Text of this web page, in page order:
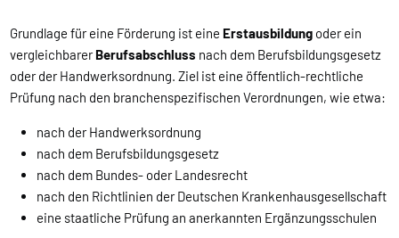
Grundlage für eine Förderung ist eine Erstausbildung oder ein
vergleichbarerBerufsabschluss nach dem Berufsbildungsgesetz
oder der Handwerksordnung. Ziel ist eine öffentlich-rechtliche
Prüfung nach den branchenspezifischen Verordnungen, wie etwa:
nach der Handwerksordnung
nach dem Berufsbildungsgesetz
nach dem Bundes- oder Landesrecht
nach den Richtlinien der Deutschen Krankenhausgesellschaft
eine staatliche Prüfung an anerkannten Ergänzungsschulen